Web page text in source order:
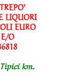
LIQUORI
EURO
O
km.